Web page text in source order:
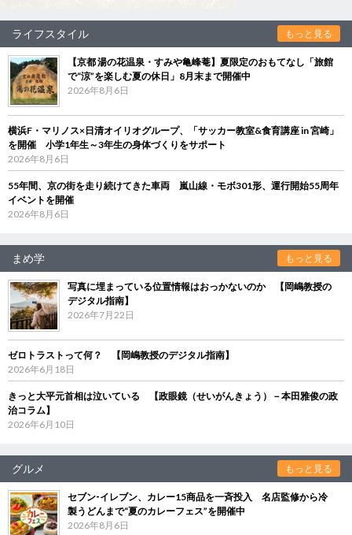
ライフスタイル もっと見る
【京都 湯の花温泉・すみや亀峰菴】夏限定のおもてなし「旅館
で“涼”を楽しむ夏の休日」8月末まで開催中
2026年8月6日
横浜F・マリノス×日清オイリオグループ、「サッカー教室&食育講座 in 宮崎」
を開催 小学1年生～3年生の身体づくりをサポート
2026年8月6日
55年間、京の街を走り続けてきた車両 嵐山線・モボ301形、運行開始55周年
イベントを開催
2026年8月6日
まめ学 もっと見る
写真に埋まっている位置情報はおっかないのか 【岡嶋教授の
デジタル指南】
2026年7月22日
ゼロトラストって何？ 【岡嶋教授のデジタル指南】
2026年6月18日
きっと大平元首相は泣いている 【政眼鏡（せいがんきょう）－本田雅俊の政
治コラム】
2026年6月10日
グルメ もっと見る
セブン‐イレブン、カレー15商品を一斉投入 名店監修から冷
製うどんまで“夏のカレーフェス”を開催中
2026年8月6日